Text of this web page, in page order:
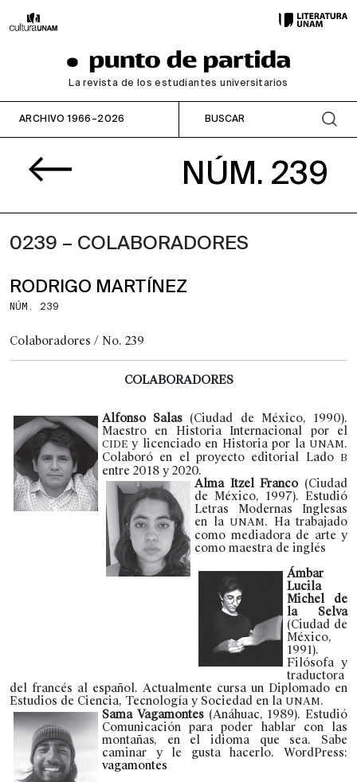
La revista de los estudiantes universitarios
ARCHIVO 1966–2026
NÚM. 239
0239 – COLABORADORES
RODRIGO MARTÍNEZ
NÚM. 239
Colaboradores / No. 239
COLABORADORES
Alfonso Salas (Ciudad de México, 1990).
Maestro en Historia Internacional por el
CIDEy licenciado en Historia por laUNAM.
Colaboró en el proyecto editorial Lado B
entre 2018 y 2020.
Alma Itzel Franco (Ciudad
de México, 1997). Estudió
Letras Modernas Inglesas
en la UNAM. Ha trabajado
como mediadora de arte y
como maestra de inglés
Ámbar
Lucila
Michel de
la Selva
(Ciudad de
México,
1991).
Filósofa y
traductora
del francés al español. Actualmente cursa un Diplomado en
Estudios de Ciencia, Tecnología y Sociedad en la UNAM.
Sama Vagamontes(Anáhuac, 1989). Estudió
Comunicación para poder hablar con las
montañas, en el idioma que sea. Sabe
caminar y le gusta hacerlo. WordPress:
vagamontes